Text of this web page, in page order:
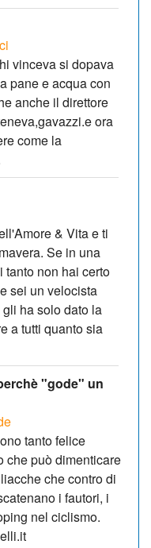
vinceva si dopava
pane e acqua con
anche il direttore
ora
come la
& Vita e ti
Se in una
tanto non hai certo
sei un velocista
ha solo dato la
a tutti quanto sia
"gode" un
tanto felice
che può dimenticare
che contro di
i fautori, i
nel ciclismo.